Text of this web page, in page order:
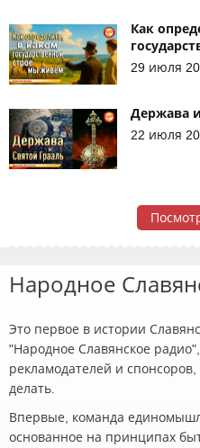
Как
29 июля
Держава
22 июля
Народное
Это первое в истории
"Народное Славянское
рекламодателей и
делать.
Впервые, команда
основанное на принципах